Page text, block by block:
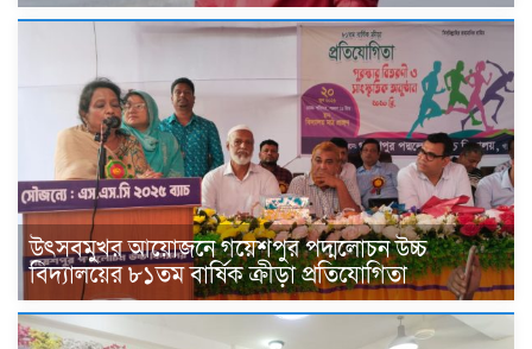
উৎসবমুখর আয়োজনে গয়েশপুর পদ্মলোচন উচ্চ
বিদ্যালয়ের ৮১তম বার্ষিক ক্রীড়া প্রতিযোগিতা